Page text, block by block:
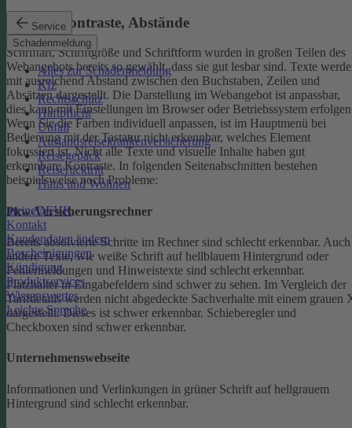
Service
Schadenmeldung
Alles zur Schadenmeldung
Kfz
Rechtsschutz
Haftpflicht
Unfall
Auslandsreisekrankenversicherung
Reisegepäck
Reiserücktritt
Haus und Wohnen
meineDEVK
Kontakt
Kundendaten ändern
Bescheinigungen
Kündigung
Produktservices
Wissenswertes
Leichte Sprache
Schrift, Kontraste, Abstände
Schriftart, Schriftgröße und Schriftform wurden in großen Teilen des
Webangebots bereits so gewählt, dass sie gut lesbar sind. Texte
mit ausreichend Abstand zwischen den Buchstaben, Zeilen und
Absätzen dargestellt. Die Darstellung im Webangebot ist anpassbar,
dies kann mit Einstellungen im Browser oder Betriebssystem
Wenn Sie die Farben individuell anpassen, ist im Hauptmenü bei
Bedienung mit der Tastatur nicht erkennbar, welches Element
fokussiert ist.Nicht alle Texte und visuelle Inhalte haben gut
erkennbare Kontraste. In folgenden Seitenabschnitten bestehen
beispielsweise noch Probleme:
Pkw-Versicherungsrechner
Bereits absolvierte Schritte im Rechner sind schlecht erkennbar. Auch
andere Texte, wie weiße Schrift auf hellblauem Hintergrund oder
Fehlermeldungen und Hinweistexte sind schlecht erkennbar.
Platzhalter in Eingabefeldern sind schwer zu sehen. Im Vergleich der
Tarifdetails werden nicht abgedeckte Sachverhalte mit einem grauen
dargestellt. Dieses ist schwer erkennbar. Schieberegler und
Checkboxen sind schwer erkennbar.
Unternehmenswebseite
Informationen und Verlinkungen in grüner Schrift auf hellgrauem
Hintergrund sind schlecht erkennbar.